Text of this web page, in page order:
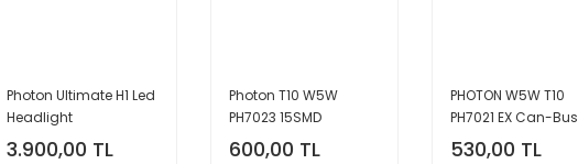
Photon Ultimate H1 Led
Headlight
3.900,00 TL
Photon T10 W5W
PH7023 15SMD
Exclusive Serisi
600,00 TL
PHOTON W5W T10
PH7021 EX Can-Bus
Özel Plaka LED
530,00 TL